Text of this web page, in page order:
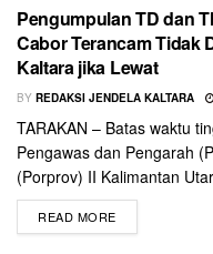
Pengumpulan TD dan
Cabor Terancam Tidak
Kaltara jika Lewat
BY REDAKSI JENDELA KALTARA
TARAKAN – Batas waktu
Pengawas dan Pengarah
(Porprov) II Kalimantan
READ MORE